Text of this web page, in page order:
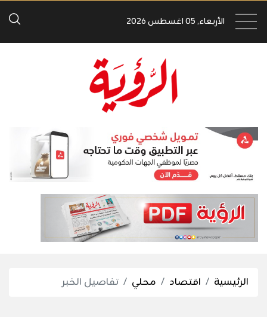
الأربعاء, 05 اغسطس 2026
الرئيسية اقتصاد محلي تفاصيل الخبر